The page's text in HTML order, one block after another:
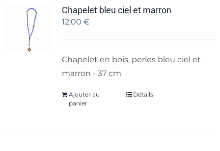
Chapelet bleu ciel et marron
12,00 €
Chapelet en bois, perles bleu ciel et
marron - 37 cm
Ajouter au
panier
Détails